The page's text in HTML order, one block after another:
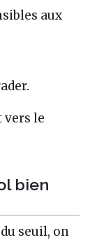
aux
vers le
bien
seuil, on